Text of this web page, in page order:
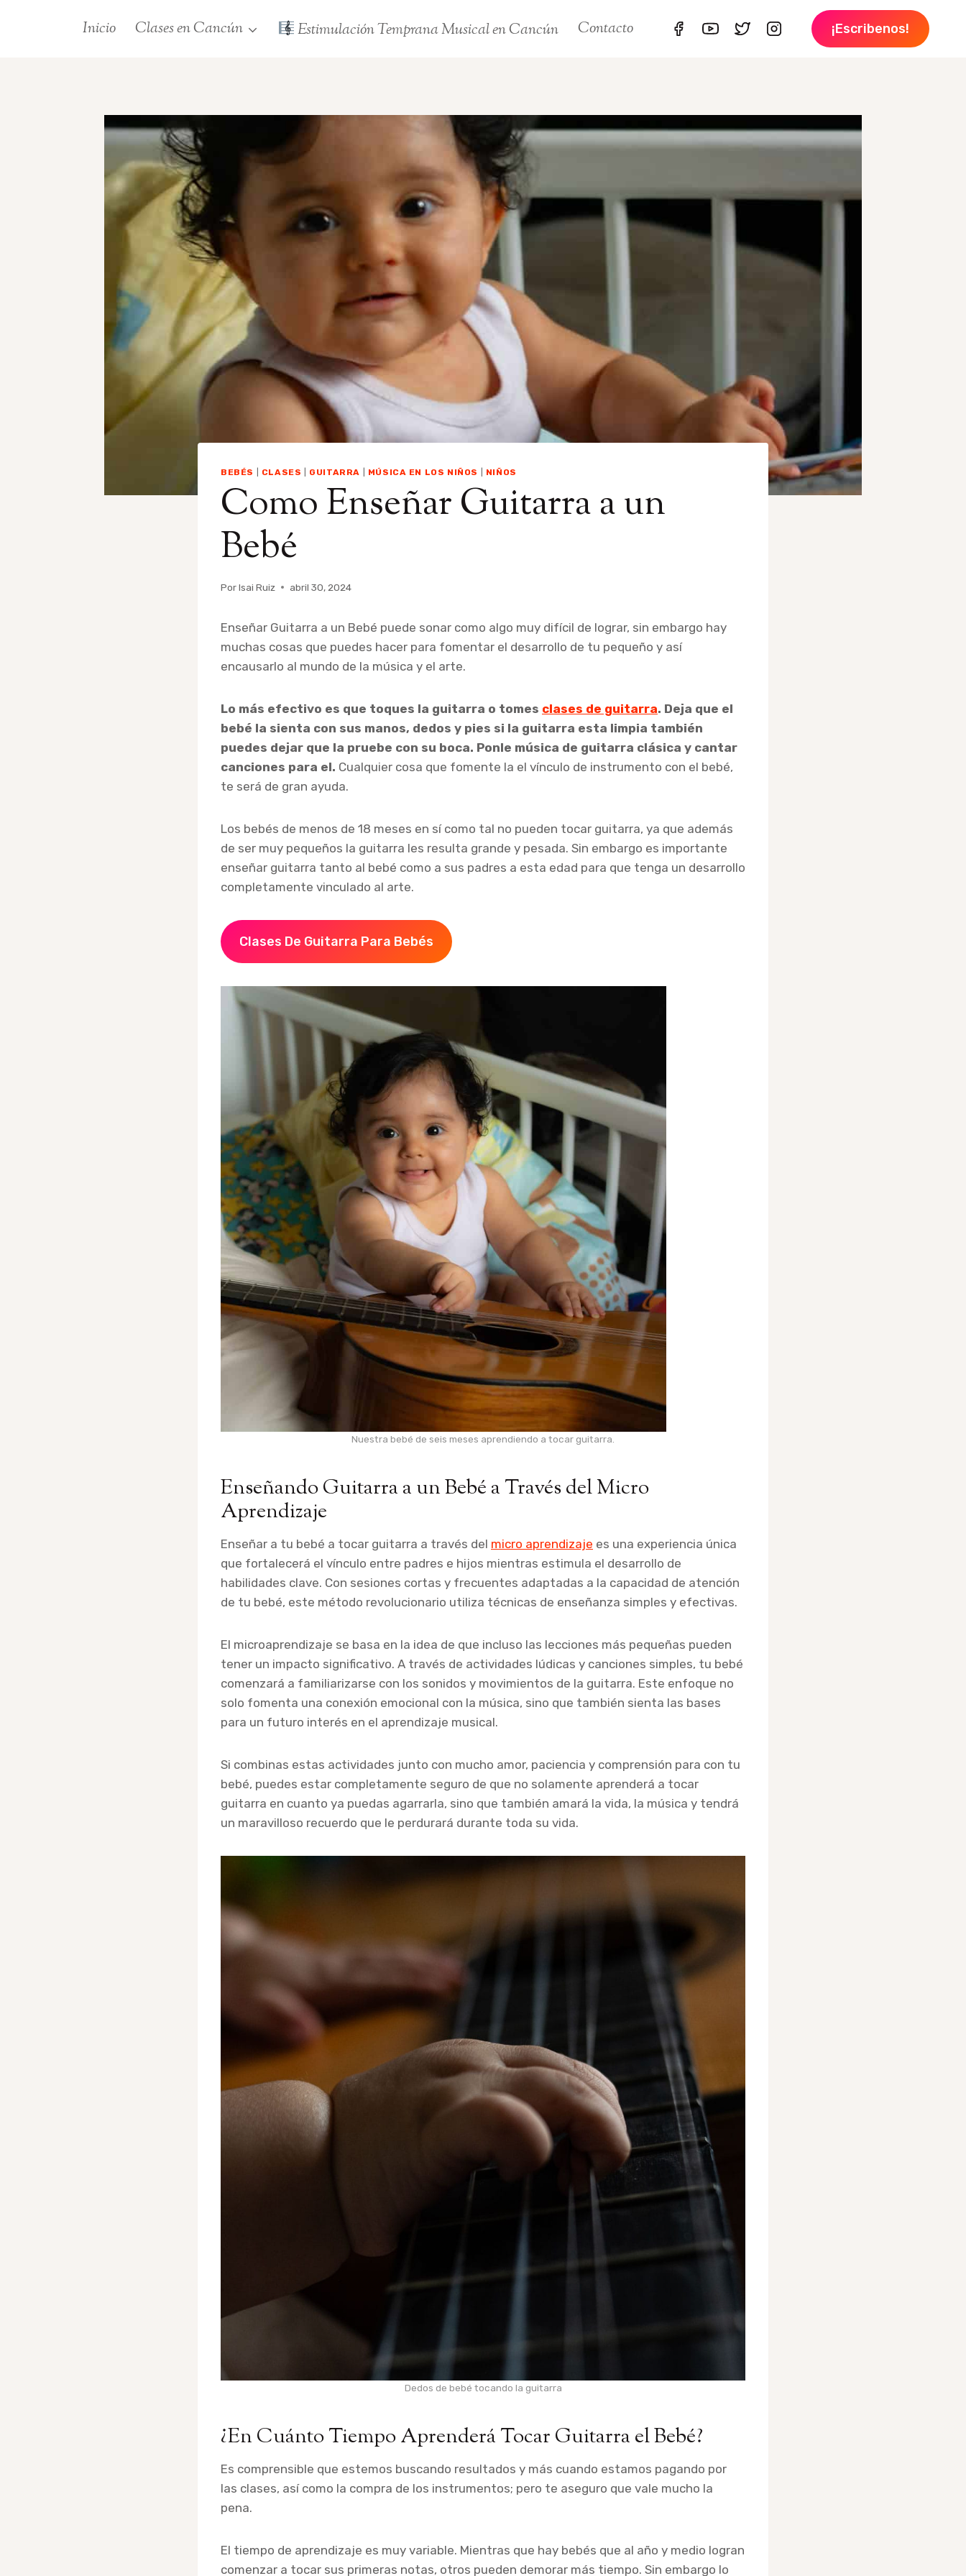
Inicio Clases en Cancún Estimulación Temprana Musical en Cancún Contacto ¡Escribenos!
BEBÉS CLASES GUITARRA MÚSICA EN LOS NIÑOS NIÑOS
Como Enseñar Guitarra a un
Bebé
PorIsai Ruiz abril 30, 2024
Enseñar Guitarra a un Bebé puede sonar como algo muy difícil de lograr, sin embargo hay
muchas cosas que puedes hacer para fomentar el desarrollo de tu pequeño y así
encausarlo al mundo de la música y el arte.
Lo más efectivo es que toques la guitarra o tomes clases de guitarra. Deja que el
bebé la sienta con sus manos, dedos y pies si la guitarra esta limpia también
puedes dejar que la pruebe con su boca. Ponle música de guitarra clásica y cantar
canciones para el. Cualquier cosa que fomente la el vínculo de instrumento con el bebé,
te será de gran ayuda.
Los bebés de menos de 18 meses en sí como tal no pueden tocar guitarra, ya que además
de ser muy pequeños la guitarra les resulta grande y pesada. Sin embargo es importante
enseñar guitarra tanto al bebé como a sus padres a esta edad para que tenga un desarrollo
completamente vinculado al arte.
Clases De Guitarra Para Bebés
Nuestra bebé de seis meses aprendiendo a tocar guitarra.
Enseñando Guitarra a un Bebé a Través del Micro
Aprendizaje
Enseñar a tu bebé a tocar guitarra a través del micro aprendizaje es una experiencia única
que fortalecerá el vínculo entre padres e hijos mientras estimula el desarrollo de
habilidades clave. Con sesiones cortas y frecuentes adaptadas a la capacidad de atención
de tu bebé, este método revolucionario utiliza técnicas de enseñanza simples y efectivas.
El microaprendizaje se basa en la idea de que incluso las lecciones más pequeñas pueden
tener un impacto significativo. A través de actividades lúdicas y canciones simples, tu bebé
comenzará a familiarizarse con los sonidos y movimientos de la guitarra. Este enfoque no
solo fomenta una conexión emocional con la música, sino que también sienta las bases
para un futuro interés en el aprendizaje musical.
Si combinas estas actividades junto con mucho amor, paciencia y comprensión para con tu
bebé, puedes estar completamente seguro de que no solamente aprenderá a tocar
guitarra en cuanto ya puedas agarrarla, sino que también amará la vida, la música y tendrá
un maravilloso recuerdo que le perdurará durante toda su vida.
Dedos de bebé tocando la guitarra
¿En Cuánto Tiempo Aprenderá Tocar Guitarra el Bebé?
Es comprensible que estemos buscando resultados y más cuando estamos pagando por
las clases, así como la compra de los instrumentos; pero te aseguro que vale mucho la
pena.
El tiempo de aprendizaje es muy variable. Mientras que hay bebés que al año y medio logran
comenzar a tocar sus primeras notas, otros pueden demorar más tiempo. Sin embargo lo